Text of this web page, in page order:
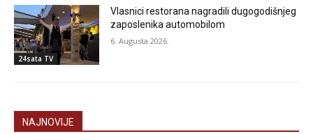
24sata TV
Vlasnici restorana nagradili dugogodišnjeg
zaposlenika automobilom
6. Augusta 2026.
NAJNOVIJE